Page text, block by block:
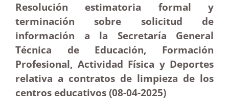
Resolución estimatoria formal y
terminación sobre solicitud de
información a la Secretaría General
Técnica de Educación, Formación
Profesional, Actividad Física y Deportes
relativa a contratos de limpieza de los
centros educativos (08-04-2025)